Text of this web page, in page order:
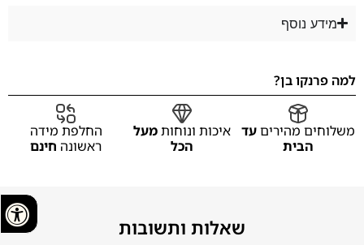
מידע נוסף
למה פרנקו בן?
משלוחים מהיריםעד
הבית
איכות ונוחותמעל
הכל
החלפת מידה
ראשונה חינם
שאלות ותשובות